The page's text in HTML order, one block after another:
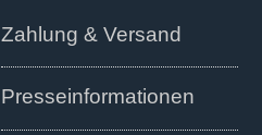
Zahlung & Versand
Presseinformationen